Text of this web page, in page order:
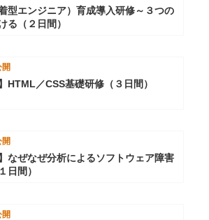
型エンジニア）育成導入研修～３つの
る（２日間）
開
HTML／CSS基礎研修（３日間）
開
なぜなぜ分析によるソフトウェア障害
日間）
開